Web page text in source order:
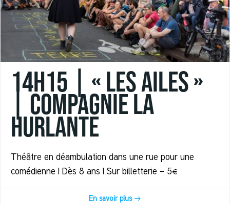
14h15 | « LES AILES »
| Compagnie La
Hurlante
Théâtre en déambulation dans une rue pour une
comédienne | Dès 8 ans | Sur billetterie - 5€
En savoir plus